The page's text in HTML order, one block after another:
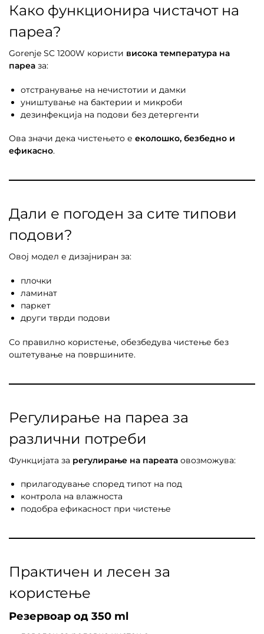
Како функционира чистачот на
пареа?
Gorenje SC 1200W користи висока температура на
пареа за:
отстранување на нечистотии и дамки
уништување на бактерии и микроби
дезинфекција на подови без детергенти
Ова значи дека чистењето е еколошко, безбедно и
ефикасно.
Дали е погоден за сите типови
подови?
Овој модел е дизајниран за:
плочки
ламинат
паркет
други тврди подови
Со правилно користење, обезбедува чистење без
оштетување на површините.
Регулирање на пареа за
различни потреби
Функцијата за регулирање на пареата овозможува:
прилагодување според типот на под
контрола на влажноста
подобра ефикасност при чистење
Практичен и лесен за
користење
Резервоар од 350 ml